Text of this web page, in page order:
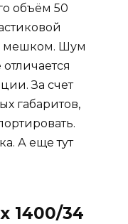
объём 50
мешком. Шум
За счет
габаритов,
А еще тут
1400/34